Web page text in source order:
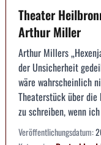
Theater
Arthur Miller
Arthur Millers
der Unsicherheit
wäre wahrscheinlich
Theaterstück über die
zu schreiben, wenn
Veröffentlichungsdatum: